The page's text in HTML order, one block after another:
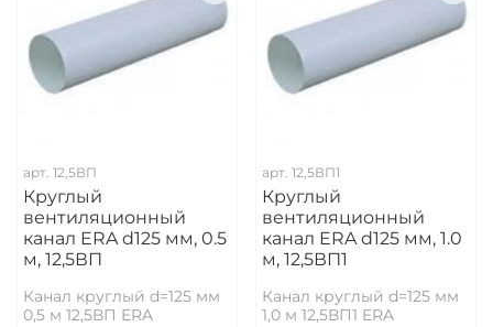
арт. 12,5ВП
Круглый
вентиляционный
канал ERA d125 мм, 0.5
м, 12,5ВП
Канал круглый d=125 мм
0,5 м 12,5ВП ERA
арт. 12,5ВП1
Круглый
вентиляционный
канал ERA d125 мм, 1.0
м, 12,5ВП1
Канал круглый d=125 мм
1,0 м 12,5ВП1 ERA